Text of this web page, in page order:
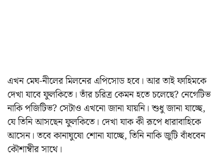
এখন মেঘ-নীলের মিলনের এপিসোড হবে। আর তাই ফাহিমকে
দেখা যাবে ফুলকিতে। তাঁর চরিত্র কেমন হতে চলেছে? নেগেটিভ
নাকি পজিটিভ? সেটাও এখনো জানা যায়নি। শুধু জানা যাচ্ছে,
যে তিনি আসছেন ফুলকিতে। দেখা যাক কী রূপে ধারাবাহিকে
আসেন। তবে কানাঘুষো শোনা যাচ্ছে, তিনি নাকি জুটি বাঁধবেন
কৌশাম্বীর সাথে।